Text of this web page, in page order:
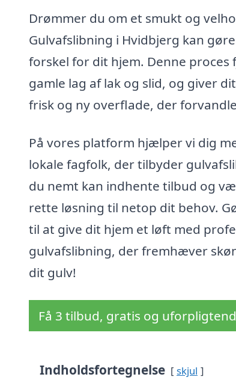
Drømmer du om et smukt og
Gulvafslibning i Hvidbjerg kan
forskel for dit hjem. Denne proces
gamle lag af lak og slid, og giver
frisk og ny overflade, der
På vores platform hjælper vi dig
lokale fagfolk, der tilbyder
du nemt kan indhente tilbud og
rette løsning til netop dit behov.
til at give dit hjem et løft med
gulvafslibning, der fremhæver
dit gulv!
Få 3 tilbud, gratis og
Indholdsfortegnelse skjul